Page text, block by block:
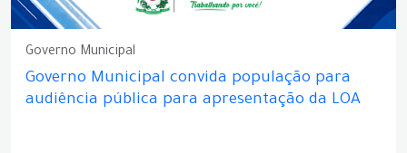
Governo Municipal
Governo Municipal convida população para
audiência pública para apresentação da LOA